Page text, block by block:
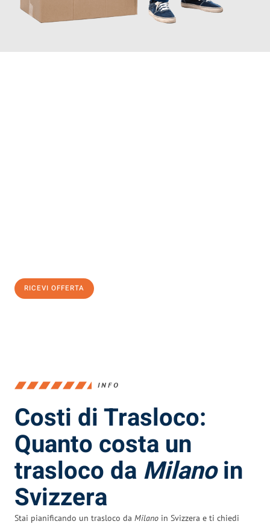
RICEVI OFFERTA
INFO
Costi di Trasloco:
Quanto costa un
trasloco da Milanoin
Svizzera
Stai pianificando un trasloco da Milano in Svizzera e ti chiedi